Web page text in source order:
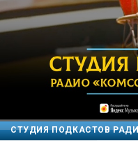
СТУДИЯ ПОДКАСТОВ